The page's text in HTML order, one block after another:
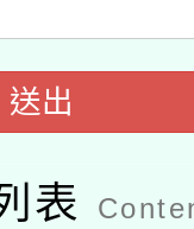
請許可
署委託
辦理「
(星期六
景藝術
送出
表